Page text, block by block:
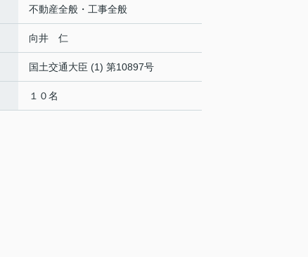
不動産全般・工事全般
向井 仁
国土交通大臣 (1) 第10897号
１０名